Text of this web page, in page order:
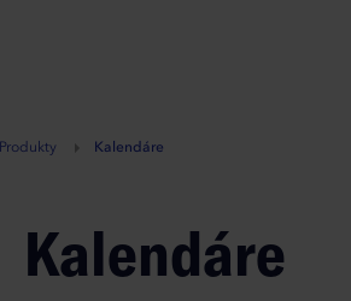
Produkty Kalendáre
Kalendáre